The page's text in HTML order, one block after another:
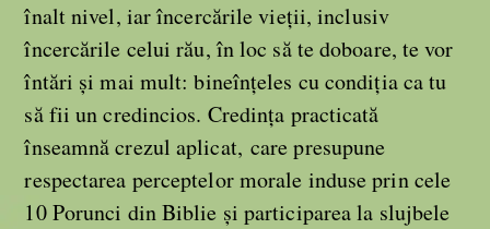
înalt nivel, iar încercările vieții, inclusiv
încercările celui rău, în loc să te doboare, te vor
întări și mai mult: bineînțeles cu condiția ca tu
să fii un credincios. Credința practicată
înseamnă crezul aplicat, care presupune
respectarea perceptelor morale induse prin cele
10 Porunci din Biblie și participarea la slujbele